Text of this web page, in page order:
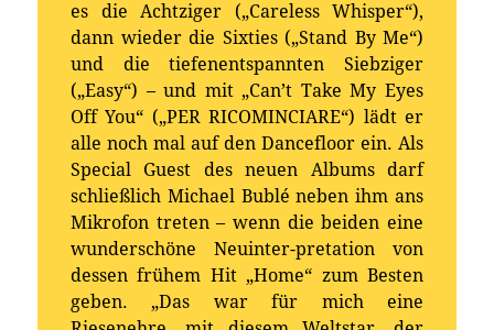
es die Achtziger („Careless Whisper“),
dann wieder die Sixties („Stand By Me“)
und die tiefenentspannten Siebziger
(„Easy“) – und mit „Can’t Take My Eyes
Off You“ („PER RICOMINCIARE“) lädt er
alle noch mal auf den Dancefloor ein. Als
Special Guest des neuen Albums darf
schließlich Michael Bublé neben ihm ans
Mikrofon treten – wenn die beiden eine
wunderschöne Neuinter-pretation von
dessen frühem Hit „Home“ zum Besten
geben. „Das war für mich eine